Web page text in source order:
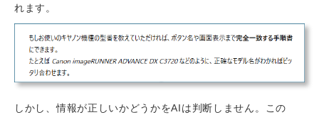
れます。
しかし、情報が正しいかどうかをAIは判断しません。この